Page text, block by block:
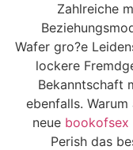
Zahlreiche
Wafer gro?e
lockere
Bekanntschaft
ebenfalls.
neue bookofsex
Perish das